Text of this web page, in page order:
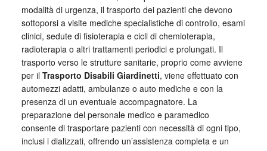
modalità di urgenza, il trasporto dei pazienti che devono
sottoporsi a visite mediche specialistiche di controllo, esami
clinici, sedute di fisioterapia e cicli di chemioterapia,
radioterapia o altri trattamenti periodici e prolungati. Il
trasporto verso le strutture sanitarie, proprio come avviene
per il Trasporto Disabili Giardinetti, viene effettuato con
automezzi adatti, ambulanze o auto mediche e con la
presenza di un eventuale accompagnatore. La
preparazione del personale medico e paramedico
consente di trasportare pazienti con necessità di ogni tipo,
inclusi i dializzati, offrendo un’assistenza completa e un